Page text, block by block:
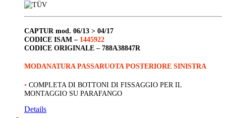
CAPTURmod. 06/13 > 04/17
CODICE ISAM – 1445922
CODICE ORIGINALE – 788A38847R
MODANATURA PASSARUOTA POSTERIORE SINISTRA
• COMPLETA DI BOTTONI DI FISSAGGIO PER IL
MONTAGGIO SU PARAFANGO
Details